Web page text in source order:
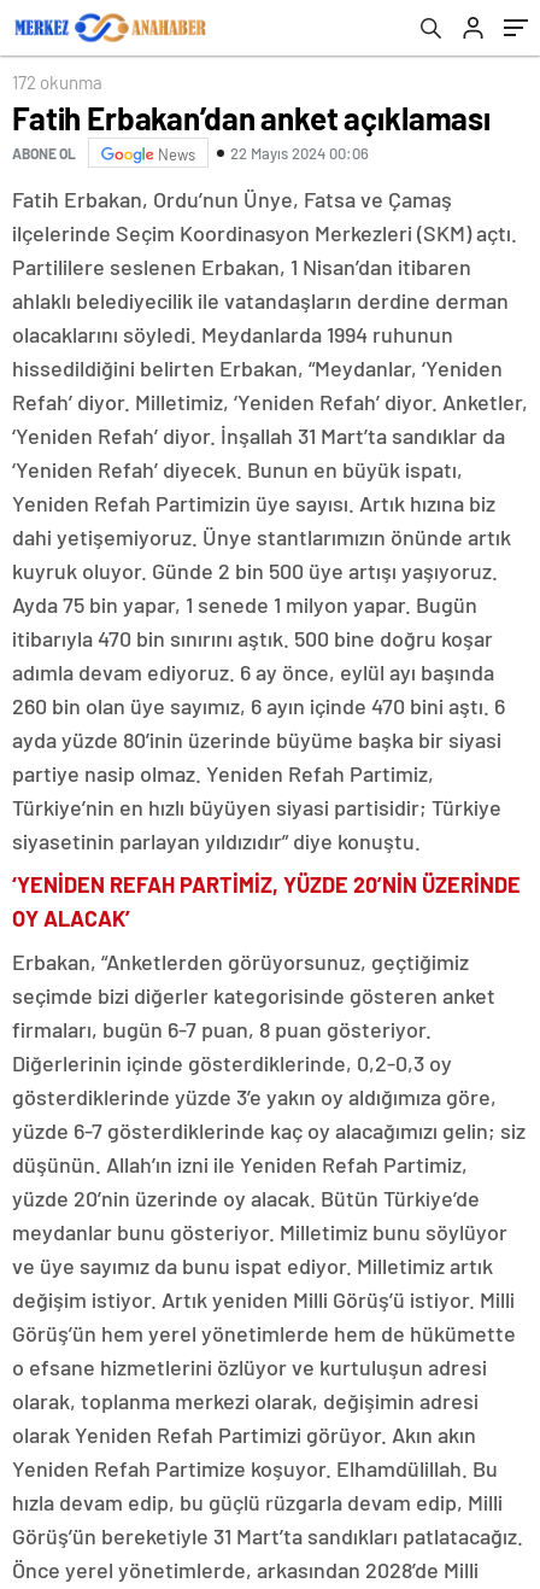
172 okunma
Fatih Erbakan’dan anket açıklaması
ABONE OL News 22 Mayıs 2024 00:06
Fatih Erbakan, Ordu’nun Ünye, Fatsa ve Çamaş
ilçelerinde Seçim Koordinasyon Merkezleri (SKM) açtı.
Partililere seslenen Erbakan, 1 Nisan’dan itibaren
ahlaklı belediyecilik ile vatandaşların derdine derman
olacaklarını söyledi. Meydanlarda 1994 ruhunun
hissedildiğini belirten Erbakan, “Meydanlar, ‘Yeniden
Refah’ diyor. Milletimiz, ‘Yeniden Refah’ diyor. Anketler,
‘Yeniden Refah’ diyor. İnşallah 31 Mart’ta sandıklar da
‘Yeniden Refah’ diyecek. Bunun en büyük ispatı,
Yeniden Refah Partimizin üye sayısı. Artık hızına biz
dahi yetişemiyoruz. Ünye stantlarımızın önünde artık
kuyruk oluyor. Günde 2 bin 500 üye artışı yaşıyoruz.
Ayda 75 bin yapar, 1 senede 1 milyon yapar. Bugün
itibarıyla 470 bin sınırını aştık. 500 bine doğru koşar
adımla devam ediyoruz. 6 ay önce, eylül ayı başında
260 bin olan üye sayımız, 6 ayın içinde 470 bini aştı. 6
ayda yüzde 80’inin üzerinde büyüme başka bir siyasi
partiye nasip olmaz. Yeniden Refah Partimiz,
Türkiye’nin en hızlı büyüyen siyasi partisidir; Türkiye
siyasetinin parlayan yıldızıdır” diye konuştu.
‘YENİDEN REFAH PARTİMİZ, YÜZDE 20’NİN ÜZERİNDE
OY ALACAK’
Erbakan, “Anketlerden görüyorsunuz, geçtiğimiz
seçimde bizi diğerler kategorisinde gösteren anket
firmaları, bugün 6-7 puan, 8 puan gösteriyor.
Diğerlerinin içinde gösterdiklerinde, 0,2-0,3 oy
gösterdiklerinde yüzde 3’e yakın oy aldığımıza göre,
yüzde 6-7 gösterdiklerinde kaç oy alacağımızı gelin; siz
düşünün. Allah’ın izni ile Yeniden Refah Partimiz,
yüzde 20’nin üzerinde oy alacak. Bütün Türkiye’de
meydanlar bunu gösteriyor. Milletimiz bunu söylüyor
ve üye sayımız da bunu ispat ediyor. Milletimiz artık
değişim istiyor. Artık yeniden Milli Görüş’ü istiyor. Milli
Görüş’ün hem yerel yönetimlerde hem de hükümette
o efsane hizmetlerini özlüyor ve kurtuluşun adresi
olarak, toplanma merkezi olarak, değişimin adresi
olarak Yeniden Refah Partimizi görüyor. Akın akın
Yeniden Refah Partimize koşuyor. Elhamdülillah. Bu
hızla devam edip, bu güçlü rüzgarla devam edip, Milli
Görüş’ün bereketiyle 31 Mart’ta sandıkları patlatacağız.
Önce yerel yönetimlerde, arkasından 2028’de Milli